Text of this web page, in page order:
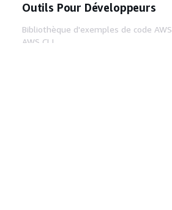
Outils Pour Développeurs
Bibliothèque d'exemples de code AWS
AWS CLI